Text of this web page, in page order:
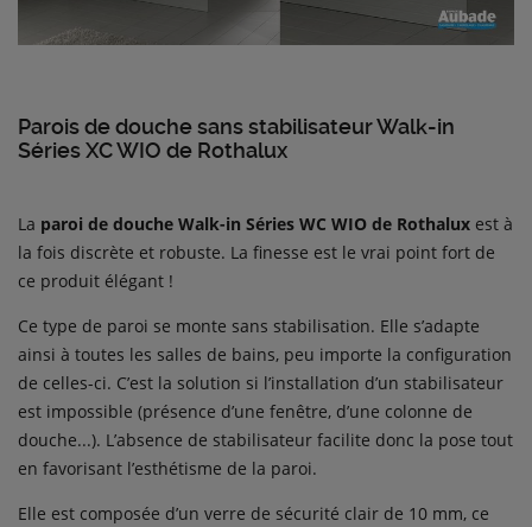
Parois de douche sans stabilisateur Walk-in
Séries XC WIO de Rothalux
La paroi de douche Walk-in Séries WC WIO de Rothalux est à
la fois discrète et robuste. La finesse est le vrai point fort de
ce produit élégant !
Ce type de paroi se monte sans stabilisation. Elle s’adapte
ainsi à toutes les salles de bains, peu importe la configuration
de celles-ci. C’est la solution si l’installation d’un stabilisateur
est impossible (présence d’une fenêtre, d’une colonne de
douche...). L’absence de stabilisateur facilite donc la pose tout
en favorisant l’esthétisme de la paroi.
Elle est composée d’un verre de sécurité clair de 10 mm, ce